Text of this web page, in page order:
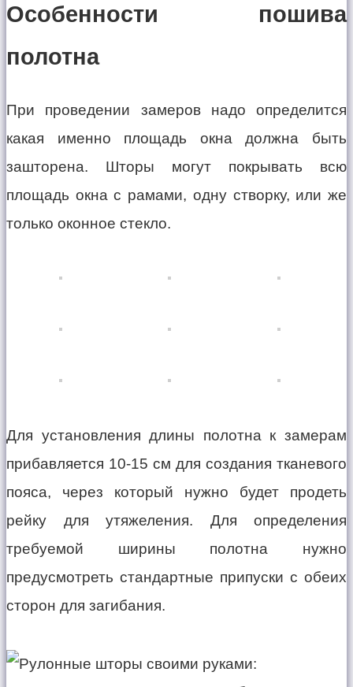
Особенности пошива
полотна
При проведении замеров надо определится
какая именно площадь окна должна быть
зашторена. Шторы могут покрывать всю
площадь окна с рамами, одну створку, или же
только оконное стекло.
Для установления длины полотна к замерам
прибавляется 10-15 см для создания тканевого
пояса, через который нужно будет продеть
рейку для утяжеления. Для определения
требуемой ширины полотна нужно
предусмотреть стандартные припуски с обеих
сторон для загибания.